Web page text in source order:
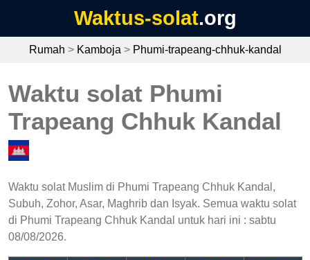
Waktus-solat.org
Rumah > Kamboja > Phumi-trapeang-chhuk-kandal
Waktu solat Phumi
Trapeang Chhuk Kandal
Waktu solat Muslim di Phumi Trapeang Chhuk Kandal,
Subuh, Zohor, Asar, Maghrib dan Isyak. Semua waktu solat
di Phumi Trapeang Chhuk Kandal untuk hari ini : sabtu
08/08/2026.